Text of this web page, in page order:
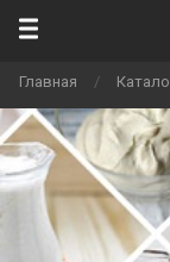
Главная /